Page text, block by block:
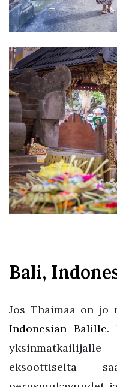
Bali,
Jos Thaimaa on jo
Indonesian Balille.
eksoottiselta